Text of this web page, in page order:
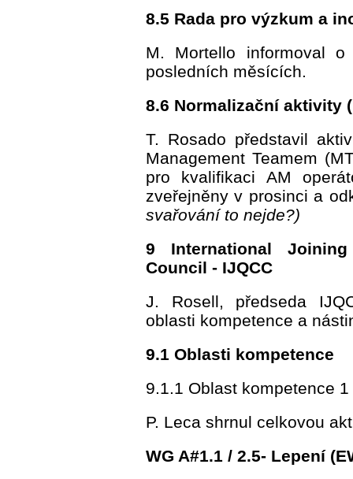
8.5 Rada pro výzkum a
M. Mortello informoval
posledních měsících.
8.6 Normalizační aktivity
T. Rosado představil
Management Teamem
pro kvalifikaci AM
zveřejněny v prosinci a
svařování to nejde?)
9 International
Council - IJQCC
J. Rosell, předseda
oblasti kompetence a
9.1 Oblasti kompetence
9.1.1 Oblast kompetence
P. Leca shrnul celkovou
WG A#1.1 / 2.5- Lepení